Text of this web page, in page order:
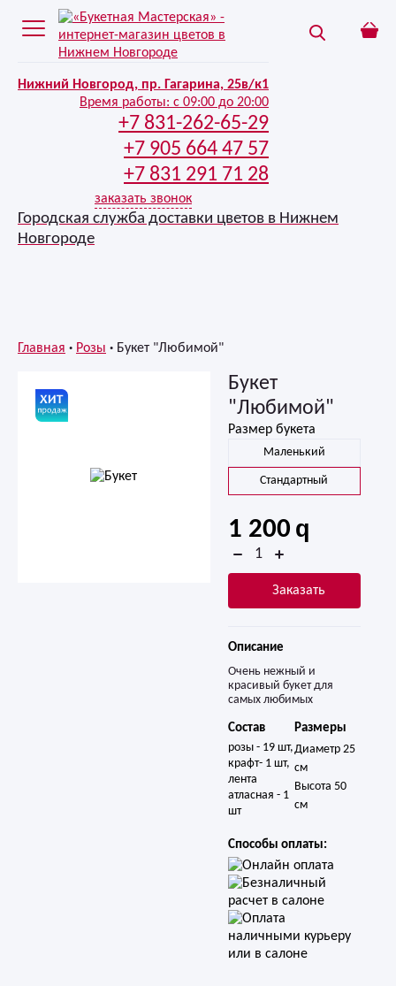
Нижний Новгород, пр. Гагарина, 25в/к1
Время работы: с 09:00 до 20:00
+7 831-262-65-29
+7 905 664 47 57
+7 831 291 71 28
заказать звонок
Городская служба доставки цветов в Нижнем
Новгороде
Главная Розы Букет "Любимой"
Букет
"Любимой"
Размер букета
Маленький
Стандартный
1 200
Заказать
Описание
Очень нежный и
красивый букет для
самых любимых
Состав
розы - 19 шт,
крафт- 1 шт,
лента
атласная - 1
шт
Размеры
Диаметр 25
см
Высота 50
см
Способы оплаты: